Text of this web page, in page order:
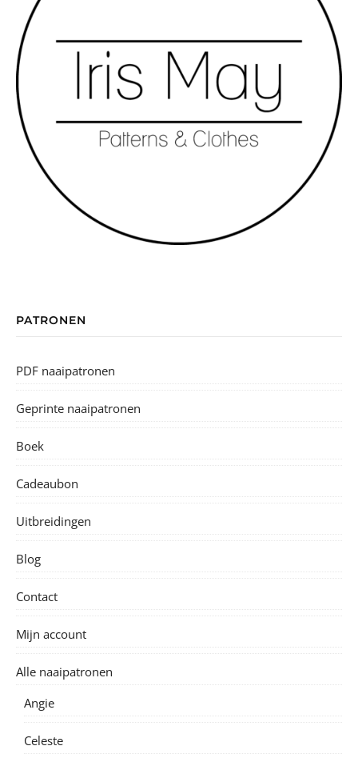
PATRONEN
PDF naaipatronen
Geprinte naaipatronen
Boek
Cadeaubon
Uitbreidingen
Blog
Contact
Mijn account
Alle naaipatronen
Angie
Celeste